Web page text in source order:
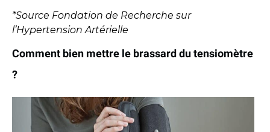
*Source Fondation de Recherche sur
l’Hypertension Artérielle
Comment bien mettre le brassard du tensiomètre
?